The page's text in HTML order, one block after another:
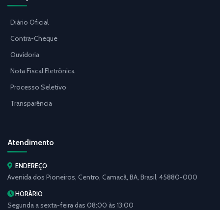
Diário Oficial
Contra-Cheque
Ouvidoria
Nota Fiscal Eletrônica
Processo Seletivo
Transparência
Atendimento
ENDEREÇO
Avenida dos Pioneiros, Centro, Camacã, BA, Brasil, 45880-000
HORÁRIO
Segunda a sexta-feira das 08:00 às 13:00